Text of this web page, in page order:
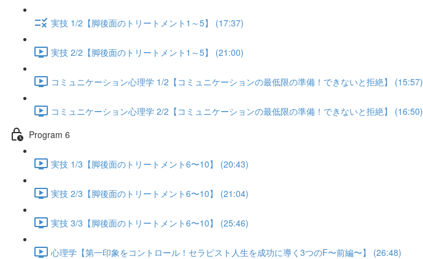
実技 1/2【脚後面のトリートメント1～5】 (17:37)
実技 2/2【脚後面のトリートメント1～5】 (21:00)
コミュニケーション心理学 1/2【コミュニケーションの最低限の準備！できないと拒絶】 (15:57)
コミュニケーション心理学 2/2【コミュニケーションの最低限の準備！できないと拒絶】 (16:50)
Program 6
実技 1/3【脚後面のトリートメント6〜10】 (20:43)
実技 2/3【脚後面のトリートメント6〜10】 (21:04)
実技 3/3【脚後面のトリートメント6〜10】 (25:46)
心理学【第一印象をコントロール！セラピスト人生を成功に導く3つのF〜前編〜】 (26:48)